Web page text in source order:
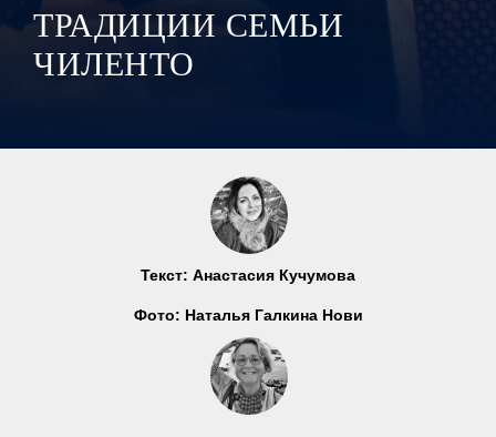
ТРАДИЦИИ СЕМЬИ
ЧИЛЕНТО
Текст: Анастасия Кучумова
Фото: Наталья Галкина Нови